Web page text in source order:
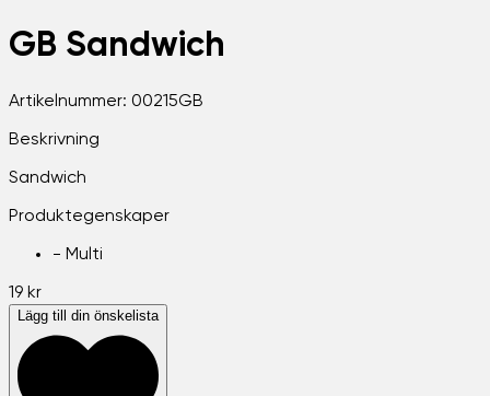
GB Sandwich
Artikelnummer: 00215GB
Beskrivning
Sandwich
Produktegenskaper
- Multi
19 kr
Lägg till din önskelista